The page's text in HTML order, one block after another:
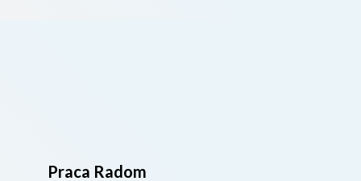
Praca Radom